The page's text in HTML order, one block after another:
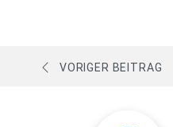
VORIGER BEITRAG